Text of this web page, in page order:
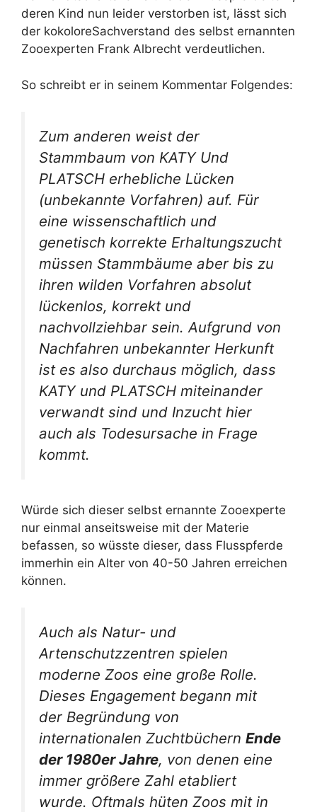
deren Kind nun leider verstorben ist, lässt sich
der kokoloreSachverstand des selbst ernannten
Zooexperten Frank Albrecht verdeutlichen.
So schreibt er in seinem Kommentar Folgendes:
Zum anderen weist der
Stammbaum von KATY Und
PLATSCH erhebliche Lücken
(unbekannte Vorfahren) auf. Für
eine wissenschaftlich und
genetisch korrekte Erhaltungszucht
müssen Stammbäume aber bis zu
ihren wilden Vorfahren absolut
lückenlos, korrekt und
nachvollziehbar sein. Aufgrund von
Nachfahren unbekannter Herkunft
ist es also durchaus möglich, dass
KATY und PLATSCH miteinander
verwandt sind und Inzucht hier
auch als Todesursache in Frage
kommt.
Würde sich dieser selbst ernannte Zooexperte
nur einmal anseitsweise mit der Materie
befassen, so wüsste dieser, dass Flusspferde
immerhin ein Alter von 40-50 Jahren erreichen
können.
Auch als Natur- und
Artenschutzzentren spielen
moderne Zoos eine große Rolle.
Dieses Engagement begann mit
der Begründung von
internationalen Zuchtbüchern Ende
der 1980er Jahre, von denen eine
immer größere Zahl etabliert
wurde. Oftmals hüten Zoos mit in